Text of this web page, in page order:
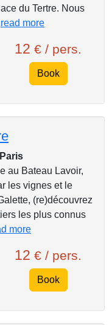
du Tertre. Nous
read more
12 € / pers.
Book
au Bateau Lavoir,
les vignes et le
(re)découvrez
les plus connus
more
12 € / pers.
Book